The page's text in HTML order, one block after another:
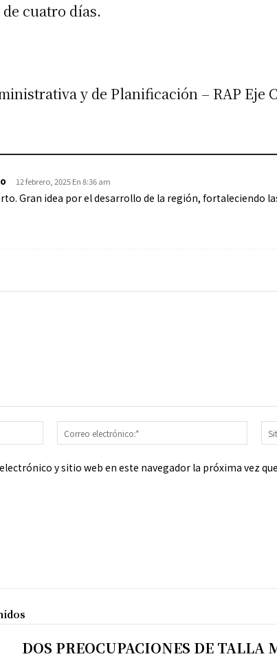
cuatro días.
y de Planificación – RAP Eje
12 febrero, 2025 En 8:36 am
Gran idea por el desarrollo de la región, fortaleciendo
Correo
y sitio web en este navegador la próxima vez
DOS PREOCUPACIONES DE TALLA